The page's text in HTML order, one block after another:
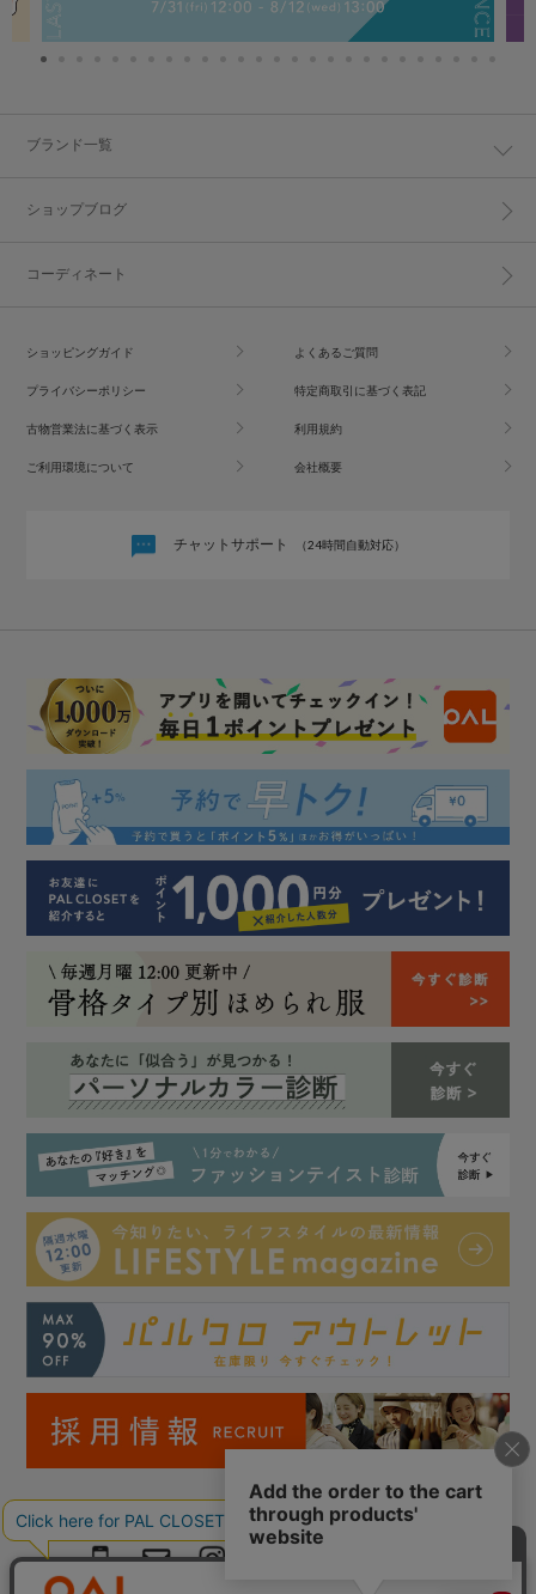
ブランド一覧
ショップブログ
コーディネート
ショッピングガイド よくあるご質問
プライバシーポリシー 特定商取引に基づく表記
古物営業法に基づく表示 利用規約
ご利用環境について 会社概要
チャットサポート （24時間自動対応）